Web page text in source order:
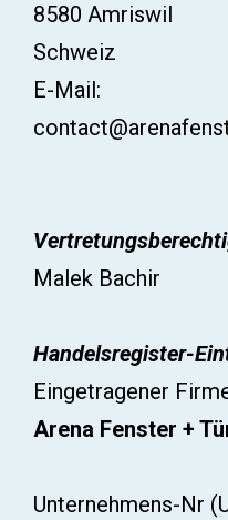
8580 Amriswil
Schweiz
E-Mail:
Malek Bachir
Handelsregister-
Eingetragener
Arena Fenster +
Unternehmens-Nr